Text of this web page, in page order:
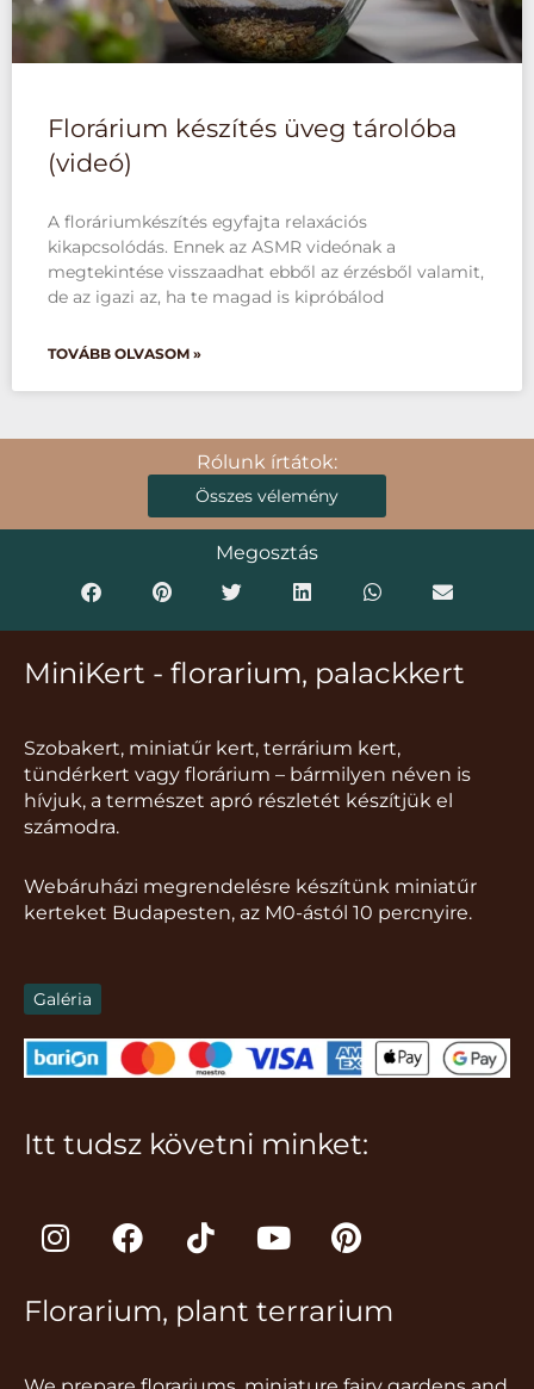
Florárium készítés üveg tárolóba
(videó)
A floráriumkészítés egyfajta relaxációs
kikapcsolódás. Ennek az ASMR videónak a
megtekintése visszaadhat ebből az érzésből valamit,
de az igazi az, ha te magad is kipróbálod
TOVÁBB OLVASOM »
Rólunk írtátok:
Összes vélemény
Megosztás
MiniKert - florarium, palackkert
Szobakert, miniatűr kert, terrárium kert,
tündérkert vagy florárium – bármilyen néven is
hívjuk, a természet apró részletét készítjük el
számodra.
Webáruházi megrendelésre készítünk miniatűr
kerteket Budapesten, az M0-ástól 10 percnyire.
Galéria
Itt tudsz követni minket:
I
n
t
g
F
a
e
o
T
i
t
k
Y
o
t
b
P
i
t
r
Florarium, plant terrarium